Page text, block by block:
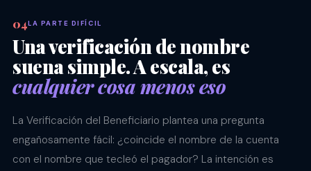
LA PARTE DIFÍCIL
Una verificación de nombre
suena simple. A escala, es
cualquier cosa menos eso
La Verificación del Beneficiario plantea una pregunta
engañosamente fácil: ¿coincide el nombre de la cuenta
con el nombre que tecleó el pagador? La intención es